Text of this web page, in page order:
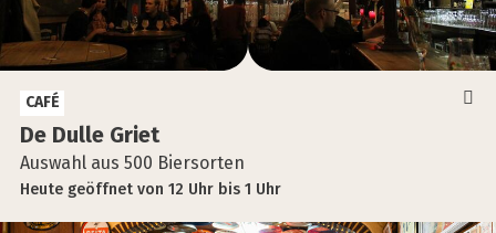
De Dul­le Griet
Auswahl aus 500 Biersorten
CAFÉ
Heute geöffnet von 12 Uhr bis 1 Uhr